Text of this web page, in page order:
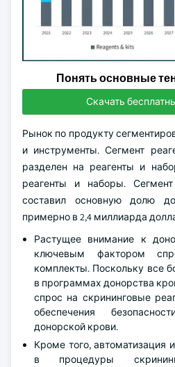
Понять основные
Скачать
Рынок по продукту
и инструменты. Сегмент
разделен на реагенты и
реагенты и наборы.
составил основную долю
примерно в 2,4 миллиарда
Растущее внимание к
ключевым фактором
комплекты. Поскольку все
в программах донорства
спрос на скрининговые
обеспечения
донорской крови.
Кроме того, автоматизация
в процедуры